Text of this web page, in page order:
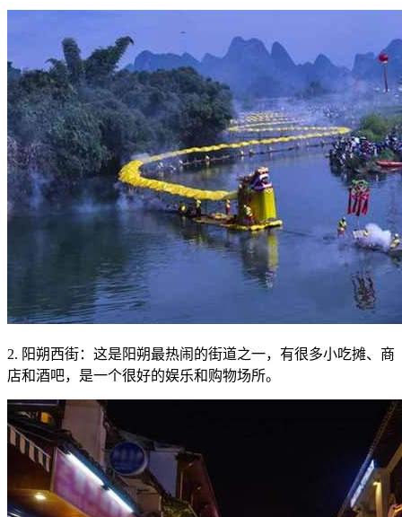
2. 阳朔西街：这是阳朔最热闹的街道之一，有很多小吃摊、商
店和酒吧，是一个很好的娱乐和购物场所。